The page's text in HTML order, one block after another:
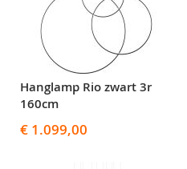
Hanglamp Rio zwart 3r
160cm
€ 1.099,00